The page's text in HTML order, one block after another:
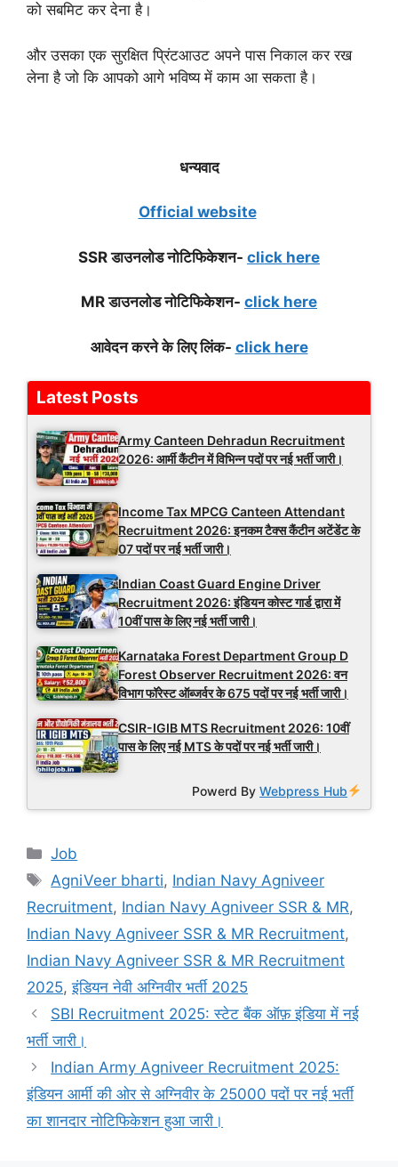
को सबमिट कर देना है।
और उसका एक सुरक्षित प्रिंटआउट अपने पास निकाल कर रख
लेना है जो कि आपको आगे भविष्य में काम आ सकता है।
धन्यवाद
Official website
SSR डाउनलोड नोटिफिकेशन- click here
MR डाउनलोड नोटिफिकेशन- click here
आवेदन करने के लिए लिंक- click here
Latest Posts
Army Canteen Dehradun Recruitment
2026: आर्मी कैंटीन में विभिन्न पदों पर नई भर्ती जारी।
Income Tax MPCG Canteen Attendant
Recruitment 2026: इनकम टैक्स कैंटीन अटेंडेंट के
07 पदों पर नई भर्ती जारी।
Indian Coast Guard Engine Driver
Recruitment 2026: इंडियन कोस्ट गार्ड द्वारा में
10वीं पास के लिए नई भर्ती जारी।
Karnataka Forest Department Group D
Forest Observer Recruitment 2026: वन
विभाग फॉरेस्ट ऑब्जर्वर के 675 पदों पर नई भर्ती जारी।
CSIR-IGIB MTS Recruitment 2026: 10वीं
पास के लिए नई MTS के पदों पर नई भर्ती जारी।
Powerd ByWebpress Hub
Categories
Job
Tags
AgniVeer bharti, Indian Navy Agniveer
Recruitment, Indian Navy Agniveer SSR & MR,
Indian Navy Agniveer SSR & MR Recruitment,
Indian Navy Agniveer SSR & MR Recruitment
2025,इंडियन नेवी अग्निवीर भर्ती 2025
SBI Recruitment 2025: स्टेट बैंक ऑफ़ इंडिया में नई
भर्ती जारी।
Indian Army Agniveer Recruitment 2025:
इंडियन आर्मी की ओर से अग्निवीर के 25000 पदों पर नई भर्ती
का शानदार नोटिफिकेशन हुआ जारी।